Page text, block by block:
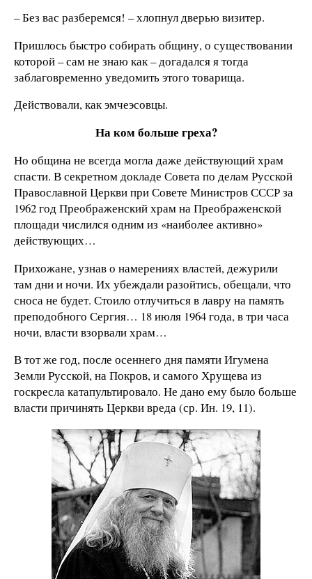
– Без вас разберемся! – хлопнул дверью визитер.
Пришлось быстро собирать общину, о существовании
которой – сам не знаю как – догадался я тогда
заблаговременно уведомить этого товарища.
Действовали, как эмчеэсовцы.
На ком больше греха?
Но община не всегда могла даже действующий храм
спасти. В секретном докладе Совета по делам Русской
Православной Церкви при Совете Министров СССР за
1962 год Преображенский храм на Преображенской
площади числился одним из «наиболее активно»
действующих…
Прихожане, узнав о намерениях властей, дежурили
там дни и ночи. Их убеждали разойтись, обещали, что
сноса не будет. Стоило отлучиться в лавру на память
преподобного Сергия… 18 июля 1964 года, в три часа
ночи, власти взорвали храм…
В тот же год, после осеннего дня памяти Игумена
Земли Русской, на Покров, и самого Хрущева из
госкресла катапультировало. Не дано ему было больше
власти причинять Церкви вреда (ср. Ин. 19, 11).